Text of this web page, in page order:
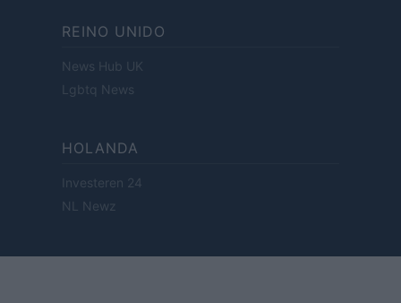
REINO UNIDO
News Hub UK
Lgbtq News
HOLANDA
Investeren 24
NL Newz